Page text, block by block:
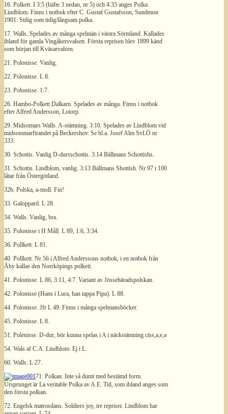
16. Polkett. I 3:5 (häfte 3 nedan, nr 5) och 4:35 anges Polka
Lindblom. Finns i notbok efter C. Gustaf Gustafsson, Sundmon
1901. Stilig som tidig/långsam polka.
17. Walls. Spelades av många spelmän i västra Sörmland. Kallades
ibland för gamla Vingåkersvalsen. Första reprisen blev 1899 känd
som början till Kväsarvalsen.
21. Polonisse. Vanlig.
22. Polonisse. L 8.
23. Polonisse. 1:7.
26. Hambo-Polkett Dalkarn. Spelades av många. Finns i notbok
efter Alfred Andersson, Lotorp.
29. Midsomars Walls. A-stämning. 3:10. Spelades av Lindblom vid
midsommarfirandet på Beckershov. Se bl.a. Josef Alm SvLÖ nr
333.
30. Schottis. Vanlig D-dursschottis. 3:14 Bällmans Schottishs.
31. Schottis. Lindblom, vanlig. 3:13 Bällmans Shottish. Nr 97 i 100
låtar från Östergötland.
32b. Polska, a-moll. Fin!
33. Galoppard. L 28.
34. Walls. Vanlig, bra.
35. Polonisse i H Måll. L 89, 1:6, 3:34.
36. Pollkett. L 81.
40. Pollkett. Nr 56 i Alfred Anderssons notbok, i en notbok från
Åby kallas den Norrköpings polkett.
41. Polonisse. L 86, 3:11, 4:7. Variant av Jössehäradspolskan.
42. Polonisse (Hans i Lura, han tappa Pipa). L 88.
44. Polonisse. Jfr L 49. Finns i många spelmansböcker.
45. Polonisse. L 8.
51. Polenisse. D-dur, bör kunna spelas i A i näckstämning ciss,a,e,a
54. Wals af C.A. Lindblom. Ej i L.
60. Walls. L 27.
71. Polkan. Inte så dumt med bestämd form.
Ursprunget är La veritable Polka av A.E. Titl, som ibland anges som
den första polkan.
72. Engelsk matrosdans. Soldiers joy, tre repriser. Lindblom har